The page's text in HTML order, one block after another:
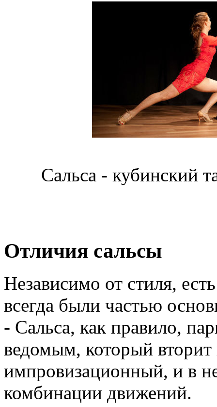
Сальса - кубинский
Отличия сальсы
Независимо от стиля,
всегда были частью
- Сальса, как правило,
ведомым, который
импровизационный, и в
комбинации движений.